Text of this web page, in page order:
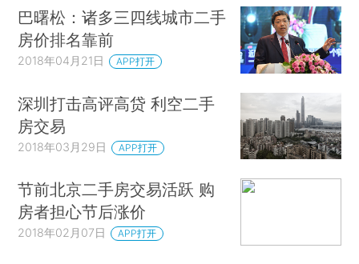
巴曙松：诸多三四线城市二手
房价排名靠前
2018年04月21日 APP打开
深圳打击高评高贷 利空二手
房交易
2018年03月29日 APP打开
节前北京二手房交易活跃 购
房者担心节后涨价
2018年02月07日 APP打开